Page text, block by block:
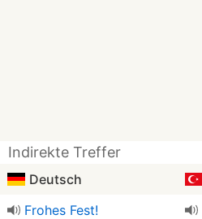
Indirekte Treffer
Deutsch
Frohes Fest!